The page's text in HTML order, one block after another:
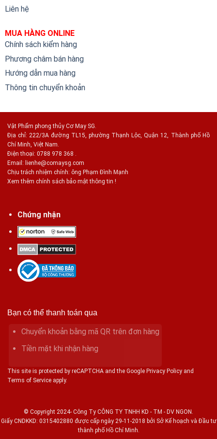
Liên hệ
MUA HÀNG ONLINE
Chính sách kiểm hàng
Phương châm bán hàng
Hướng dẫn mua hàng
Thông tin chuyển khoản
Vật Phẩm phong thủy Cơ May SG.
Địa chỉ: 222/3A đường TL15, phường Thạnh Lộc, Quận 12, Thành phố Hồ
Chí Minh, Việt Nam.
Điện thoại: 0788 978 368 .
Email: lienhe@comaysg.com
Chịu trách nhiệm chính: ông Phạm Đình Mạnh
Xem thêm chính sách bảo mật thông tin !
Chứng nhận
Bạn có thể thanh toán qua
Chuyển khoản bằng mã QR trên đơn hàng
Tiền mặt khi nhận hàng
This site is protected by reCAPTCHA and the Google Privacy Policy and
Terms of Service apply.
© Copyright 2024- Công Ty CÔNG TY TNHH KD - TM - DV NGON.
Giấy CNDKKD: 0315402880 được cấp ngày 29-11-2018 bởi Sở Kế hoạch và Đầu tư
thành phố Hồ Chí Minh.